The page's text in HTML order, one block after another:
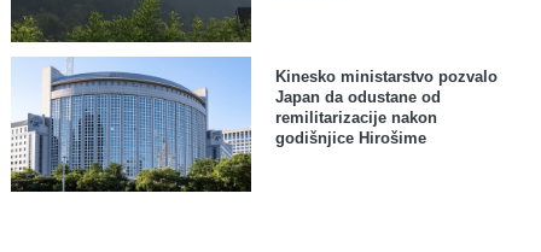
Kinesko ministarstvo pozvalo
Japan da odustane od
remilitarizacije nakon
godišnjice Hirošime